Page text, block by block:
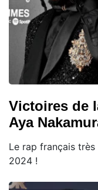
Victoires de
Aya
Le rap français
2024 !